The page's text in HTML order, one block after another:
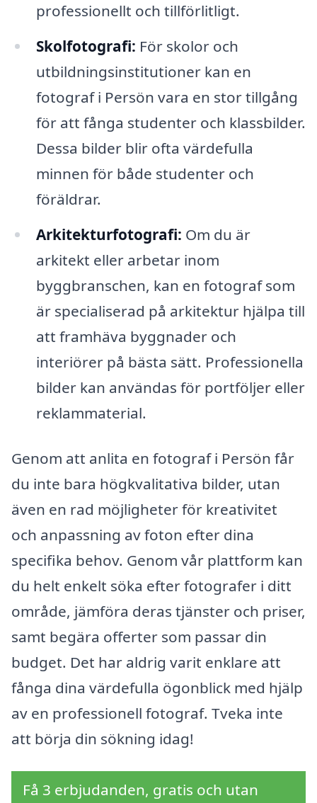
professionellt och tillförlitligt.
Skolfotografi: För skolor och
utbildningsinstitutioner kan en
fotograf i Persön vara en stor tillgång
för att fånga studenter och klassbilder.
Dessa bilder blir ofta värdefulla
minnen för både studenter och
föräldrar.
Arkitekturfotografi: Om du är
arkitekt eller arbetar inom
byggbranschen, kan en fotograf som
är specialiserad på arkitektur hjälpa till
att framhäva byggnader och
interiörer på bästa sätt. Professionella
bilder kan användas för portföljer eller
reklammaterial.
Genom att anlita en fotograf i Persön får
du inte bara högkvalitativa bilder, utan
även en rad möjligheter för kreativitet
och anpassning av foton efter dina
specifika behov. Genom vår plattform kan
du helt enkelt söka efter fotografer i ditt
område, jämföra deras tjänster och priser,
samt begära offerter som passar din
budget. Det har aldrig varit enklare att
fånga dina värdefulla ögonblick med hjälp
av en professionell fotograf. Tveka inte
att börja din sökning idag!
Få 3 erbjudanden, gratis och utan